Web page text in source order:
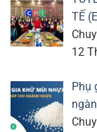
TẾ
12
Phụ